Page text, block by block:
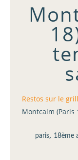
Restos sur le grill
Montcalm (Paris
paris, 18ème